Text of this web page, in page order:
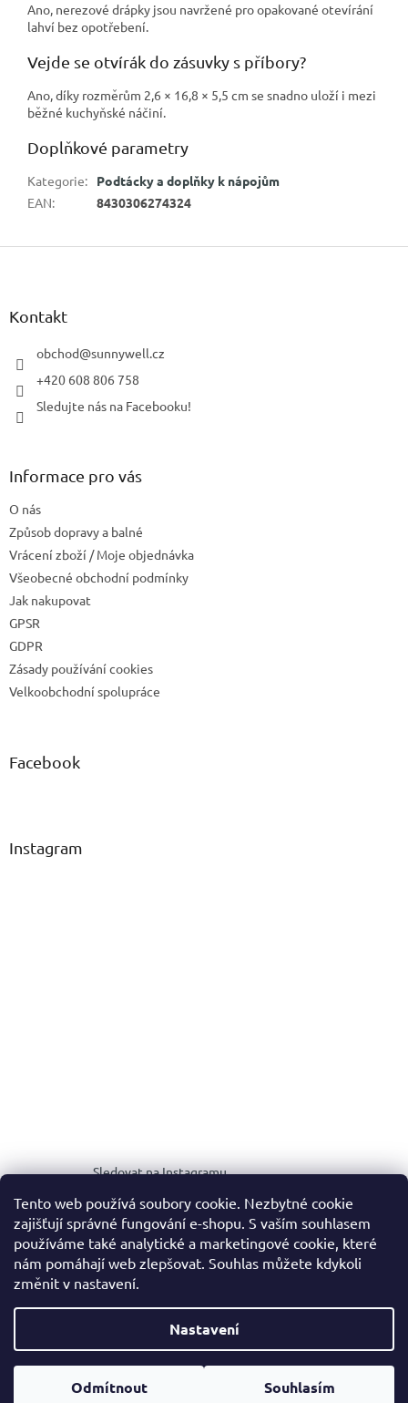
Tento web používá soubory cookie. Nezbytné cookie
zajišťují správné fungování e-shopu. S vaším souhlasem
používáme také analytické a marketingové cookie, které
nám pomáhají web zlepšovat. Souhlas můžete kdykoli
změnit v nastavení.
Nastavení
Odmítnout Souhlasím
Ano, nerezové drápky jsou navržené pro opakované otevírání
lahví bez opotřebení.
Vejde se otvírák do zásuvky s příbory?
Ano, díky rozměrům 2,6 × 16,8 × 5,5 cm se snadno uloží i mezi
běžné kuchyňské náčiní.
Doplňkové parametry
Kategorie:
Podtácky a doplňky k nápojům
EAN: 8430306274324
Z
Kontakt
obchod@sunnywell.cz
+420 608 806 758
Sledujte nás na Facebooku!
Informace pro vás
O nás
Způsob dopravy a balné
Vrácení zboží / Moje objednávka
Všeobecné obchodní podmínky
Jak nakupovat
GPSR
GDPR
Zásady používání cookies
Velkoobchodní spolupráce
Facebook
Instagram
Sledovat na Instagramu
MEDIA KIT
Vytvořil Shoptet
Copyright 2026NOALE.. Všechna práva vyhrazena.Upravit